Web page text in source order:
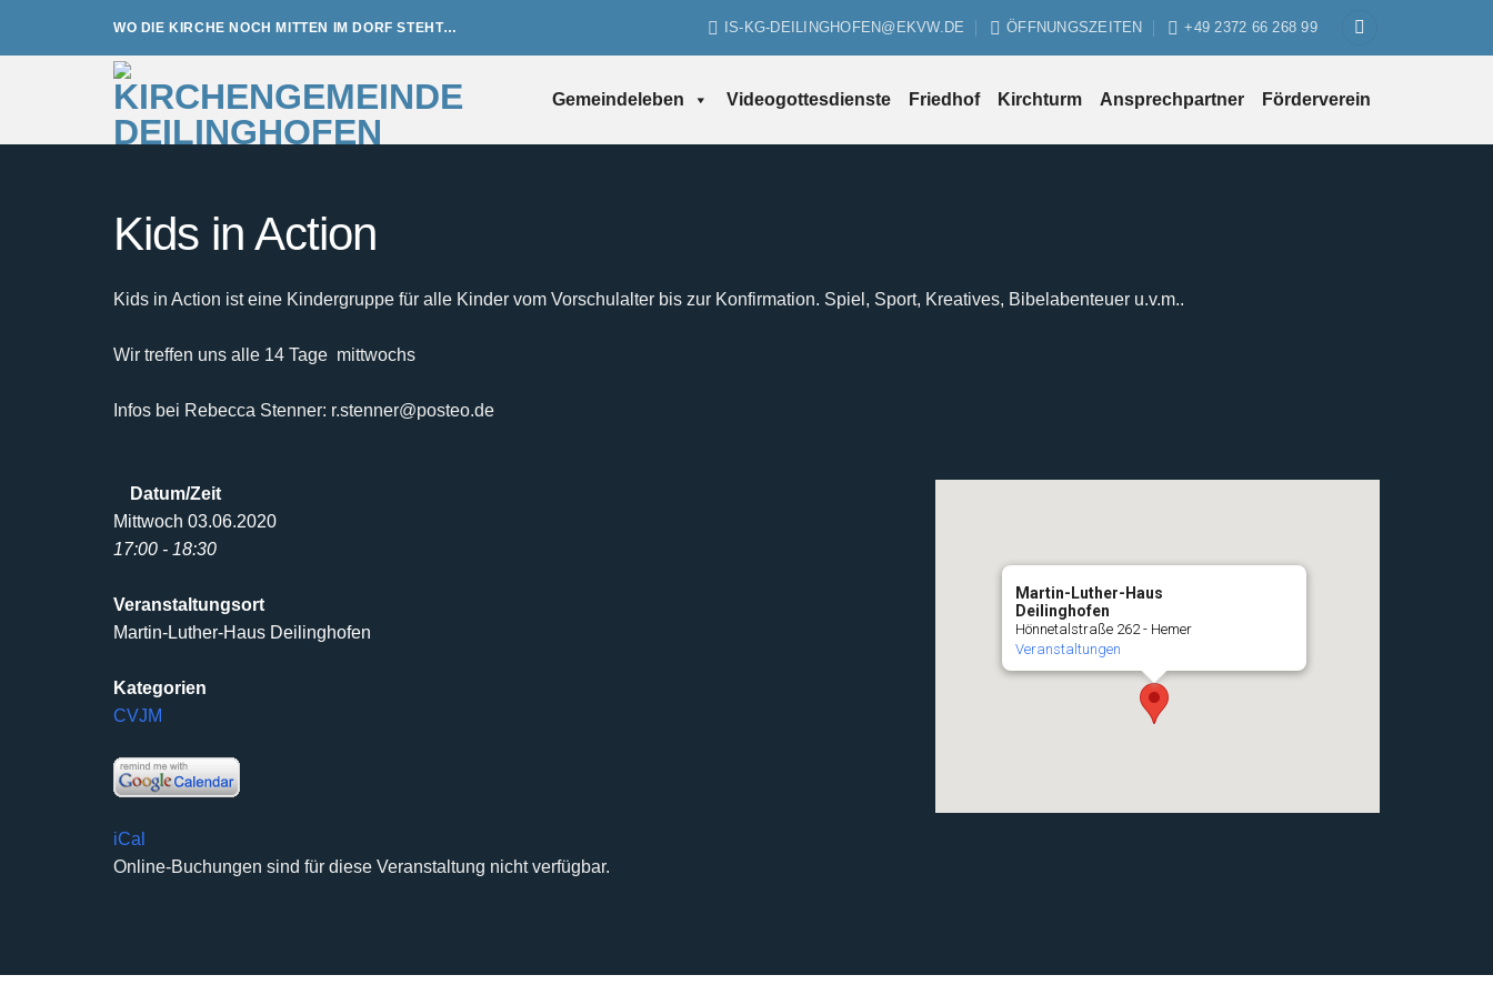
WO DIE KIRCHE NOCH MITTEN IM DORF STEHT… IS-KG-DEILINGHOFEN@EKVW.DE ÖFFNUNGSZEITEN +49 2372 66 268 99
Gemeindeleben Videogottesdienste Friedhof Kirchturm Ansprechpartner Förderverein
Kids in Action
Kids in Action ist eine Kindergruppe für alle Kinder vom Vorschulalter bis zur Konfirmation. Spiel, Sport, Kreatives, Bibelabenteuer u.v.m..
Wir treffen uns alle 14 Tage mittwochs
Infos bei Rebecca Stenner: r.stenner@posteo.de
Martin-Luther-Haus
Deilinghofen
Hönnetalstraße 262 - Hemer
Veranstaltungen
Datum/Zeit
Mittwoch 03.06.2020
17:00 - 18:30
Veranstaltungsort
Martin-Luther-Haus Deilinghofen
Kategorien
CVJM
iCal
Online-Buchungen sind für diese Veranstaltung nicht verfügbar.